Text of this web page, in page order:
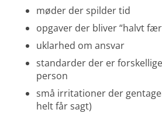
møder der spilder tid
opgaver der bliver “halvt
uklarhed om ansvar
standarder der er
person
små irritationer der
helt får sagt)